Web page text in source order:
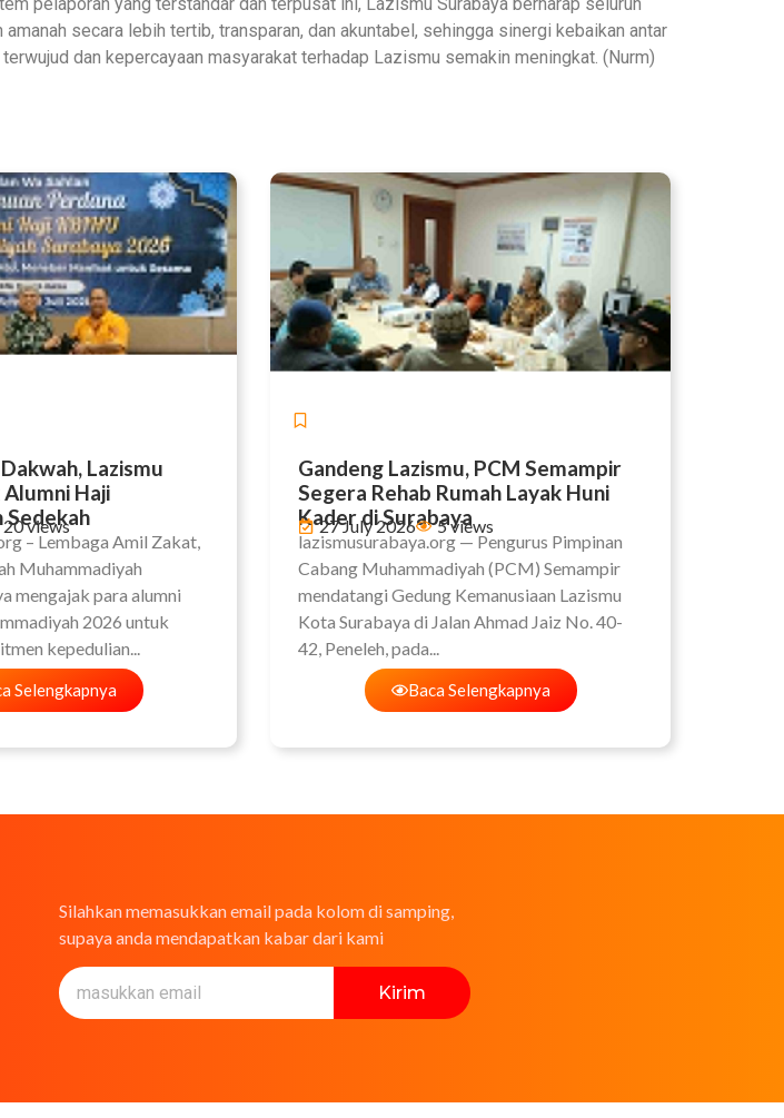
amanah secara lebih tertib, transparan, dan akuntabel, sehingga sinergi kebaikan antar
dan kepercayaan masyarakat terhadap Lazismu semakin meningkat. (Nurm)
Lazismu
Haji
Sedekah
20 views
– Lembaga Amil Zakat,
Muhammadiyah
mengajak para alumni
2026 untuk
kepedulian...
Selengkapnya
Gandeng Lazismu, PCM Semampir
Segera Rehab Rumah Layak Huni
Kader di Surabaya
27 July 2026 5 views
lazismusurabaya.org — Pengurus Pimpinan
Cabang Muhammadiyah (PCM) Semampir
mendatangi Gedung Kemanusiaan Lazismu
Kota Surabaya di Jalan Ahmad Jaiz No. 40-
42, Peneleh, pada...
Baca Selengkapnya
Silahkan memasukkan email pada kolom di samping,
supaya anda mendapatkan kabar dari kami
Kirim